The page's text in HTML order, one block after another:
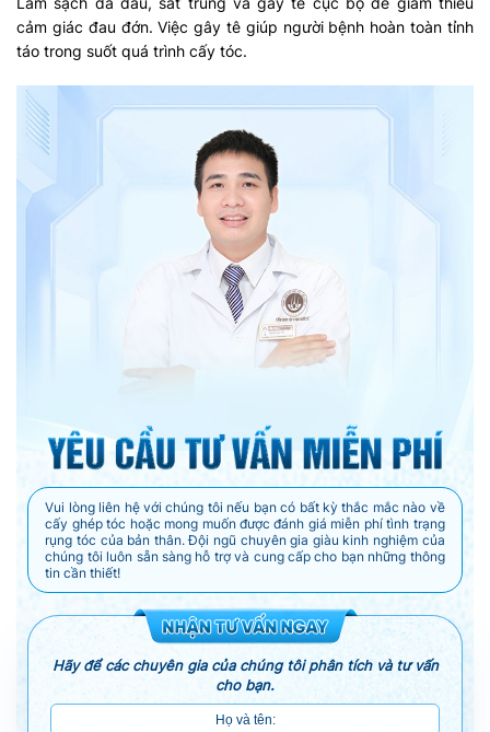
cảm giác đau đớn. Việc gây tê giúp người bệnh hoàn toàn tỉnh
táo trong suốt quá trình cấy tóc. ​
Vui lòng liên hệ với chúng tôi nếu bạn có bất kỳ thắc mắc nào về
cấy ghép tóc hoặc mong muốn được đánh giá miễn phí tình trạng
rụng tóc của bản thân. Đội ngũ chuyên gia giàu kinh nghiệm của
chúng tôi luôn sẵn sàng hỗ trợ và cung cấp cho bạn những thông
tin cần thiết!
Hãy để các chuyên gia của chúng tôi phân tích và tư vấn
cho bạn.